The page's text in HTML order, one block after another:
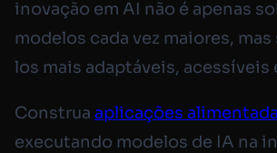
inovação em AI não é apenas
modelos cada vez maiores,
los mais adaptáveis, acessíveis
Construa aplicações
executando modelos de IA na